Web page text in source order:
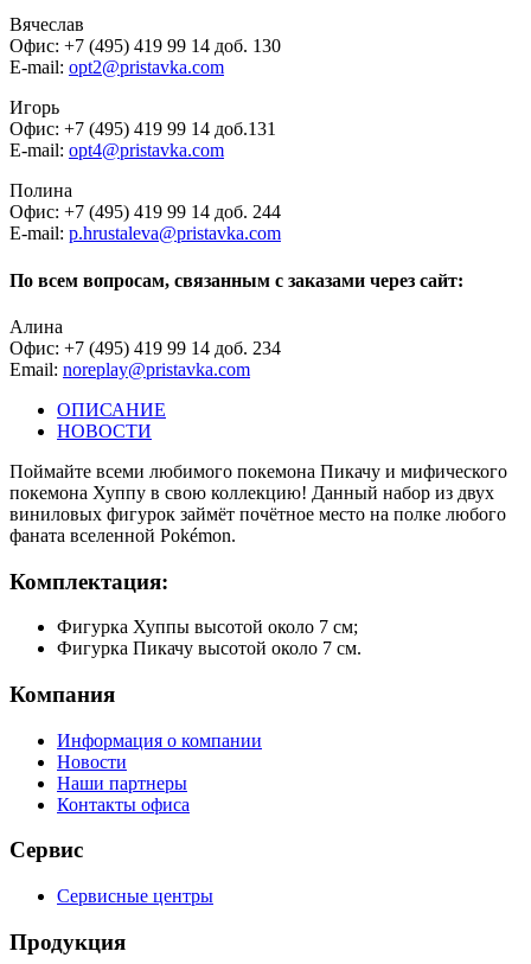
Вячеслав
Офис: +7 (495) 419 99 14 доб. 130
E-mail: opt2@pristavka.com
Игорь
Офис: +7 (495) 419 99 14 доб.131
E-mail: opt4@pristavka.com
Полина
Офис: +7 (495) 419 99 14 доб. 244
E-mail: p.hrustaleva@pristavka.com
По всем вопросам, связанным с заказами через сайт:
Алина
Офис: +7 (495) 419 99 14 доб. 234
Email: noreplay@pristavka.com
ОПИСАНИЕ
НОВОСТИ
Поймайте всеми любимого покемона Пикачу и мифического
покемона Хуппу в свою коллекцию! Данный набор из двух
виниловых фигурок займёт почётное место на полке любого
фаната вселенной Pokémon.
Комплектация:
Фигурка Хуппы высотой около 7 см;
Фигурка Пикачу высотой около 7 см.
Компания
Информация о компании
Новости
Наши партнеры
Контакты офиса
Сервис
Сервисные центры
Продукция